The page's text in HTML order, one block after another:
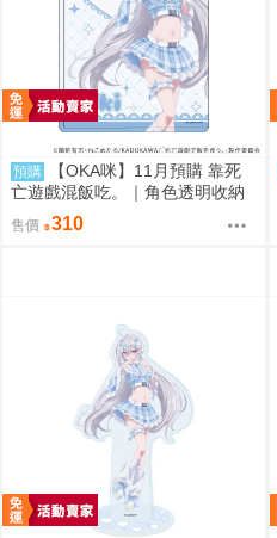
預購
【OKA咪】11月預購 靠死
亡遊戲混飯吃。｜角色透明收納
夾 01/ (新繪插畫) (幽鬼)
售價 310